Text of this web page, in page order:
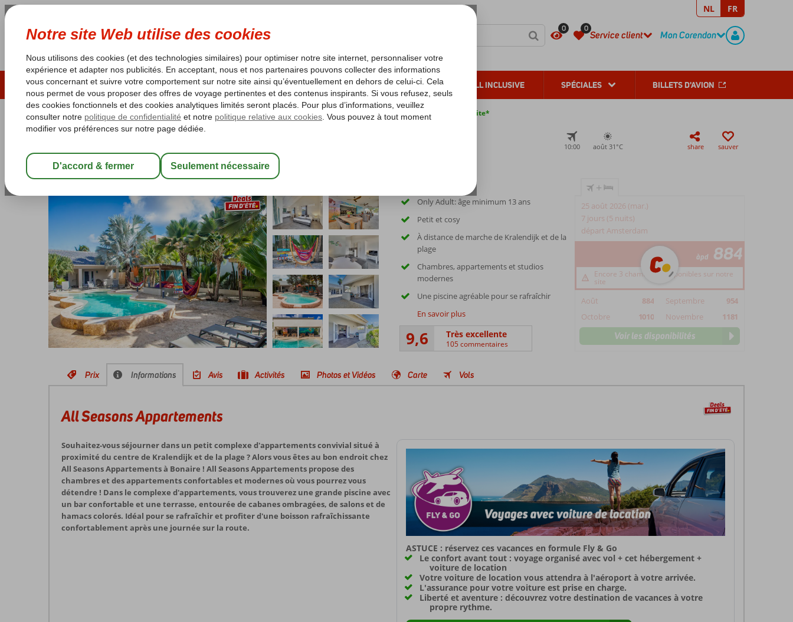
0 0
Service client
CONTACT
Mon Corendon
REGISTERNL FR
ÉTÉ 2026 LAST MINUTES SOLEIL D'HIVER VACANCES AU SOLEIL ALL INCLUSIVE SPÉCIALES BILLETS D'AVION
Les garanties de vacances Garantie du prix le plus bas* Pas de surcharge carburant Annulation gratuite*
All Seasons Appartements
10:00 août 31°C share sauver
Only Adult: âge minimum 13 ans
Petit et cosy
À distance de marche de Kralendijk et de la
plage
Chambres, appartements et studios
modernes
Une piscine agréable pour se rafraîchir
En savoir plus
9,6 Très excellente
105 commentaires
+
25 août 2026 (mar.)
7 jours (5 nuits)
départ Amsterdam
àpd 884
Encore 3 chambre(s) disponibles sur notre
site
Août 884 Septembre
954
Octobre
1010 Novembre 1181
Voir les disponibilités
Prix Informations Avis Activités Photos et Vidéos Carte Vols
All Seasons Appartements
Souhaitez-vous séjourner dans un petit complexe d'appartements convivial situé à
proximité du centre de Kralendijk et de la plage ? Alors vous êtes au bon endroit chez
All Seasons Appartements à Bonaire ! All Seasons Appartements propose des
chambres et des appartements confortables et modernes où vous pourrez vous
détendre ! Dans le complexe d'appartements, vous trouverez une grande piscine avec
un bar confortable et une terrasse, entourée de cabanes ombragées, de salons et de
hamacs colorés. Idéal pour se rafraîchir et profiter d'une boisson rafraîchissante
confortablement après une journée sur la route.
ASTUCE : réservez ces vacances en formule Fly & Go
Le confort avant tout : voyage organisé avec vol + cet hébergement +
voiture de location
Votre voiture de location vous attendra à l'aéroport à votre arrivée.
L'assurance pour votre voiture est prise en charge.
Liberté et aventure : découvrez votre destination de vacances à votre
propre rythme.